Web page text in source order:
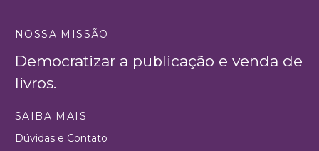
NOSSA MISSÃO
Democratizar a publicação e venda de
livros.
SAIBA MAIS
Dúvidas e Contato